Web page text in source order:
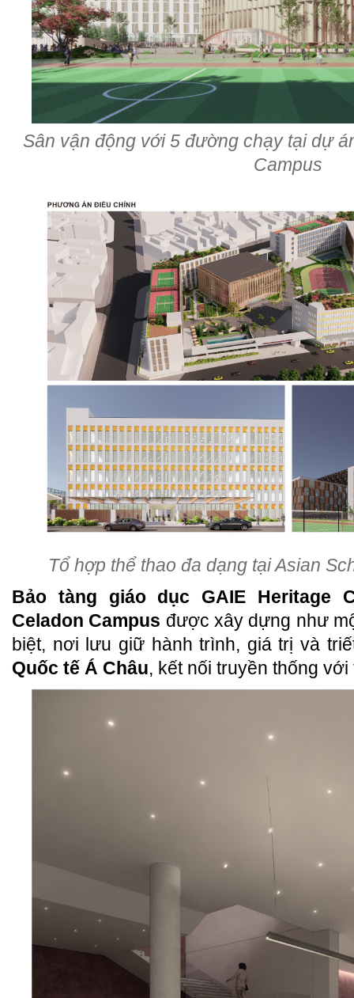
Sân vận động với 5 đường chạy tại dự
Campus
Tổ hợp thể thao đa dạng tại Asian
Bảo tàng giáo dục GAIE Heritage
Celadon Campus được xây dựng như
biệt, nơi lưu giữ hành trình, giá trị và
Quốc tế Á Châu, kết nối truyền thống